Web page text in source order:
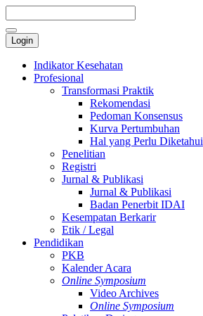
Login
Indikator Kesehatan
Profesional
Transformasi Praktik
Rekomendasi
Pedoman Konsensus
Kurva Pertumbuhan
Hal yang Perlu Diketahui
Penelitian
Registri
Jurnal & Publikasi
Jurnal & Publikasi
Badan Penerbit IDAI
Kesempatan Berkarir
Etik / Legal
Pendidikan
PKB
Kalender Acara
Online Symposium
Video Archives
Online Symposium